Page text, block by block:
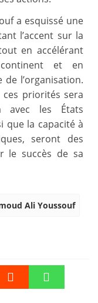
a esquissé une
l’accent sur la
en accélérant
continent et en
l’organisation.
priorités sera
avec les États
que la capacité à
seront des
le succès de sa
Ali Youssouf